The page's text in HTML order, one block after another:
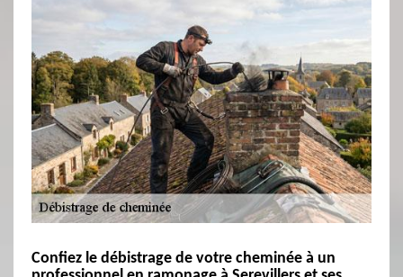
Confiez le débistrage de votre cheminée à un